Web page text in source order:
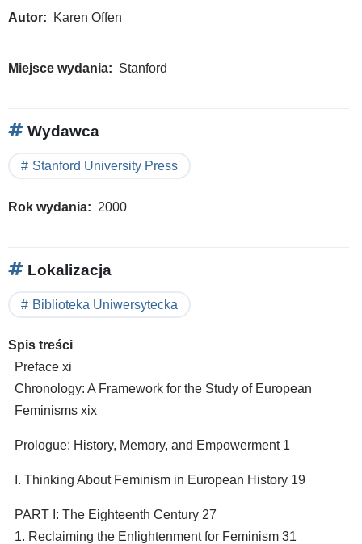
Autor Karen Offen
Miejsce wydania Stanford
Wydawca
Stanford University Press
Rok wydania 2000
Lokalizacja
Biblioteka Uniwersytecka
Spis treści
Preface xi
Chronology: A Framework for the Study of European
Feminisms xix
Prologue: History, Memory, and Empowerment 1
I. Thinking About Feminism in European History 19
PART I: The Eighteenth Century 27
1. Reclaiming the Enlightenment for Feminism 31